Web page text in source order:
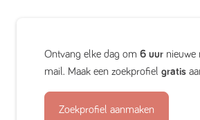
Ontvang elke dag om 6 uur nieuwe
mail. Maak een zoekprofiel gratis
Zoekprofiel aanmaken